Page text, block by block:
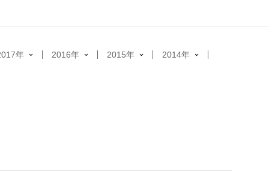
年 2016年 2015年 2014年